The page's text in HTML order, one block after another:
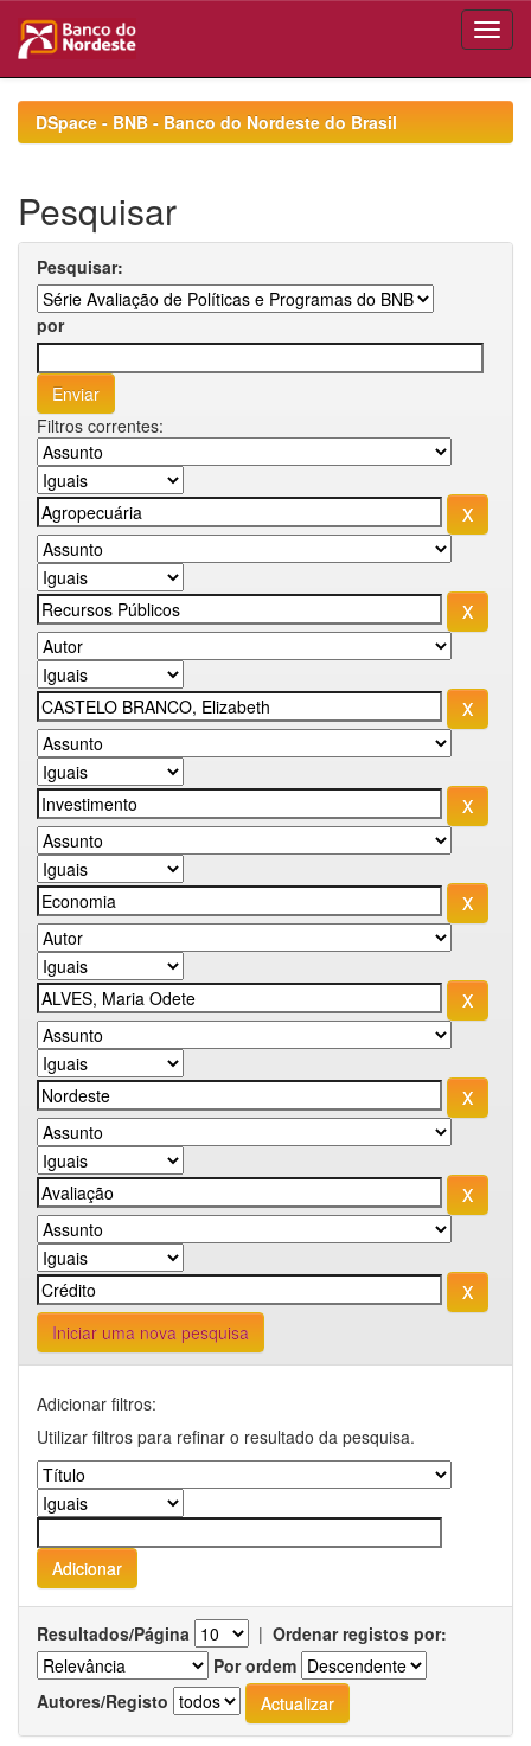
navigationDSpace - BNB - Banco do Nordeste do Brasil
Pesquisar
Pesquisar:
por
Filtros correntes:
Iniciar uma nova pesquisa
Adicionar filtros:
Utilizar filtros para refinar o resultado da pesquisa.
Resultados/Página | Ordenar registos por:
Por ordem
Autores/Registo